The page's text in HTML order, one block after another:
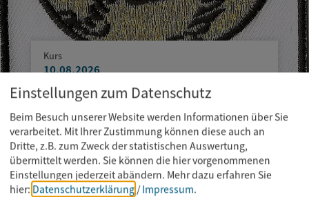
Kurs
10.08.2026
Karate Training für Kinder und
Jugendliche
Einstellungen zum Datenschutz
Beim Besuch unserer Website werden Informationen über Sie
verarbeitet. Mit Ihrer Zustimmung können diese auch an
Dritte, z.B. zum Zweck der statistischen Auswertung,
übermittelt werden. Sie können die hier vorgenommenen
Einstellungen jederzeit abändern. Mehr dazu erfahren Sie
hier: Datenschutzerklärung / Impressum.